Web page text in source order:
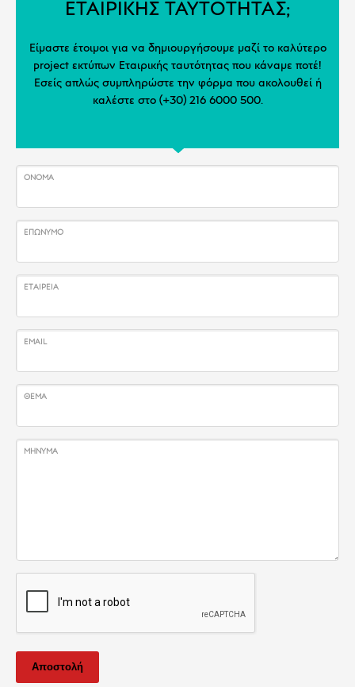
ΕΤΑΙΡΙΚΗΣ ΤΑΥΤΟΤΗΤΑΣ;
Είμαστε έτοιμοι για να δημιουργήσουμε μαζί το καλύτερο
project εκτύπων Εταιρικής ταυτότητας που κάναμε ποτέ!
Εσείς απλώς συμπληρώστε την φόρμα που ακολουθεί ή
καλέστε στο (+30) 216 6000 500.
ΌΝΟΜΑ
ΕΠΏΝΥΜΟ
ΕΤΑΙΡΕΊΑ
EMAIL
ΘΈΜΑ
ΜΉΝΥΜΑ
Αποστολή